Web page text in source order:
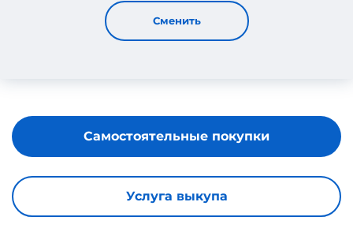
Сменить
Услуга выкупа
Самостоятельные покупки